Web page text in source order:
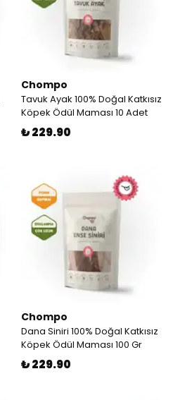
Chompo
Tavuk Ayak 100% Doğal Katkısız
Köpek Ödül Maması 10 Adet
₺ 229.90
Chompo
Dana Siniri 100% Doğal Katkısız
Köpek Ödül Maması 100 Gr
₺ 229.90